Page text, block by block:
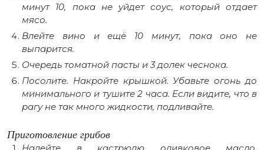
минут 10, пока не уйдет соус, который отдает
мясо.
Влейте вино и ещё 10 минут, пока оно не
выпарится.
Очередь томатной пасты и 3 долек чеснока.
Посолите. Накройте крышкой. Убавьте огонь до
минимального и тушите 2 часа. Если видите, что в
рагу не так много жидкости, подливайте.
Приготовление грибов